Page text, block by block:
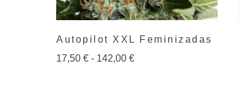
Autopilot XXL Feminizadas
17,50 € - 142,00 €